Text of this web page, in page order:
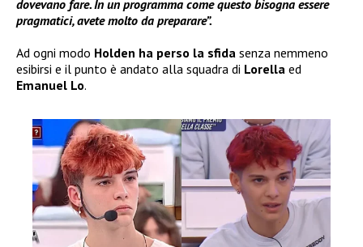
dovevano fare. In un programma come questo bisogna essere
pragmatici, avete molto da preparare”.
Ad ogni modo Holden ha perso la sfida senza nemmeno
esibirsi e il punto è andato alla squadra di Lorella ed
Emanuel Lo.